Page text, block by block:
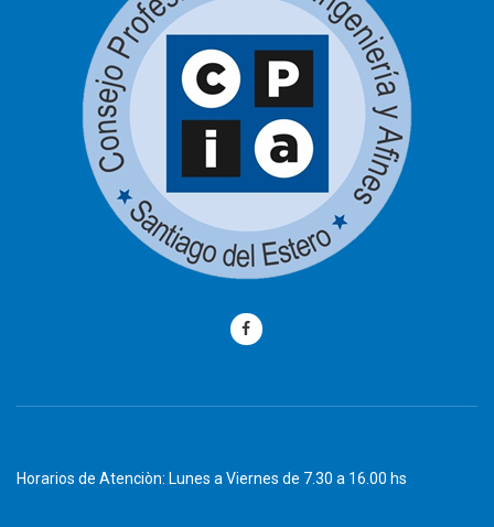
Horarios de Atenciòn: Lunes a Viernes de 7.30 a 16.00 hs